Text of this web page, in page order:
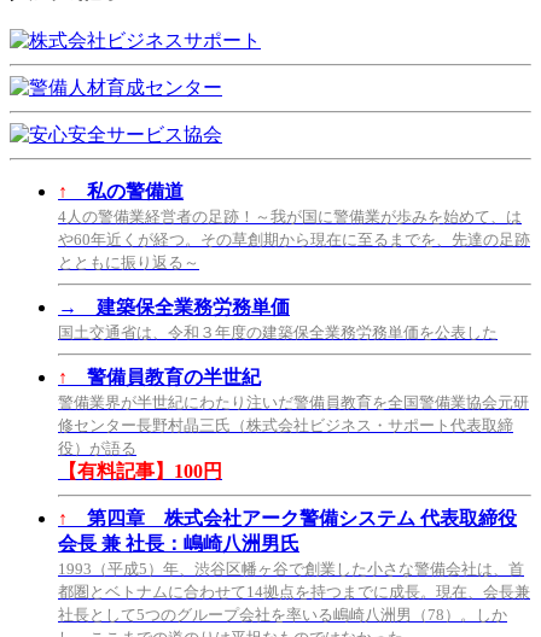
↑ 私の警備道
4人の警備業経営者の足跡！～我が国に警備業が歩みを始めて、は
や60年近くが経つ。その草創期から現在に至るまでを、先達の足跡
とともに振り返る～
→ 建築保全業務労務単価
国土交通省は、令和３年度の建築保全業務労務単価を公表した
↑ 警備員教育の半世紀
警備業界が半世紀にわたり注いだ警備員教育を全国警備業協会元研
修センター長野村晶三氏（株式会社ビジネス・サポート代表取締
役）が語る
【有料記事】100円
↑
第四章 株式会社アーク警備システム 代表取締役
会長 兼 社長：嶋崎八洲男氏
1993（平成5）年、渋谷区幡ヶ谷で創業した小さな警備会社は、首
都圏とベトナムに合わせて14拠点を持つまでに成長。現在、会長兼
社長として5つのグループ会社を率いる嶋崎八洲男（78）。しか